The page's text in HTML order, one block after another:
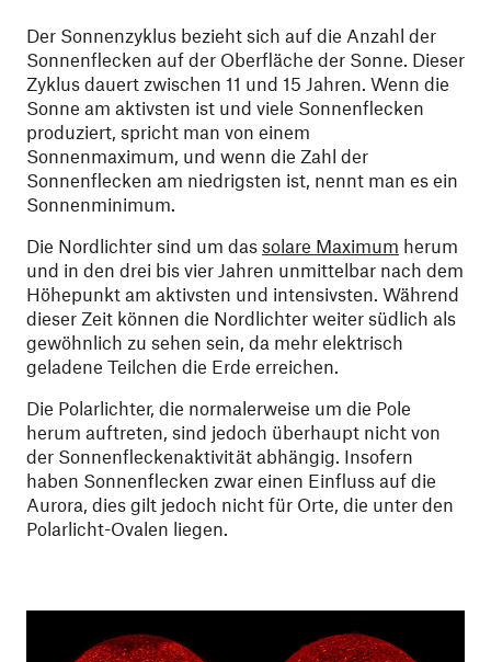
Der Sonnenzyklus bezieht sich auf die Anzahl der
Sonnenflecken auf der Oberfläche der Sonne. Dieser
Zyklus dauert zwischen 11 und 15 Jahren. Wenn die
Sonne am aktivsten ist und viele Sonnenflecken
produziert, spricht man von einem
Sonnenmaximum, und wenn die Zahl der
Sonnenflecken am niedrigsten ist, nennt man es ein
Sonnenminimum.
Die Nordlichter sind um das solare Maximum herum
und in den drei bis vier Jahren unmittelbar nach dem
Höhepunkt am aktivsten und intensivsten. Während
dieser Zeit können die Nordlichter weiter südlich als
gewöhnlich zu sehen sein, da mehr elektrisch
geladene Teilchen die Erde erreichen.
Die Polarlichter, die normalerweise um die Pole
herum auftreten, sind jedoch überhaupt nicht von
der Sonnenfleckenaktivität abhängig. Insofern
haben Sonnenflecken zwar einen Einfluss auf die
Aurora, dies gilt jedoch nicht für Orte, die unter den
Polarlicht-Ovalen liegen.